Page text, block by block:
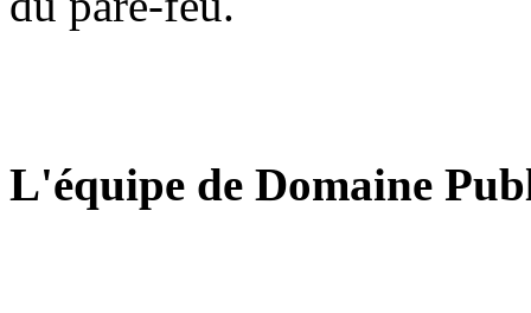
L'équipe de Domaine